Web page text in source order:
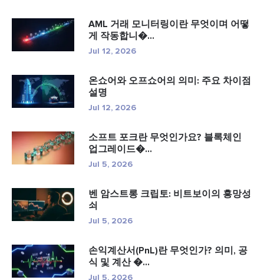
AML 거래 모니터링이란 무엇이며 어떻
게 작동합니�...
Jul 12, 2026
온쇼어와 오프쇼어의 의미: 주요 차이점
설명
Jul 12, 2026
소프트 포크란 무엇인가요? 블록체인
업그레이드�...
Jul 5, 2026
벤 암스트롱 크립토: 비트보이의 흥망성
쇠
Jul 5, 2026
손익계산서(PnL)란 무엇인가? 의미, 공
식 및 계산 �...
Jul 5, 2026